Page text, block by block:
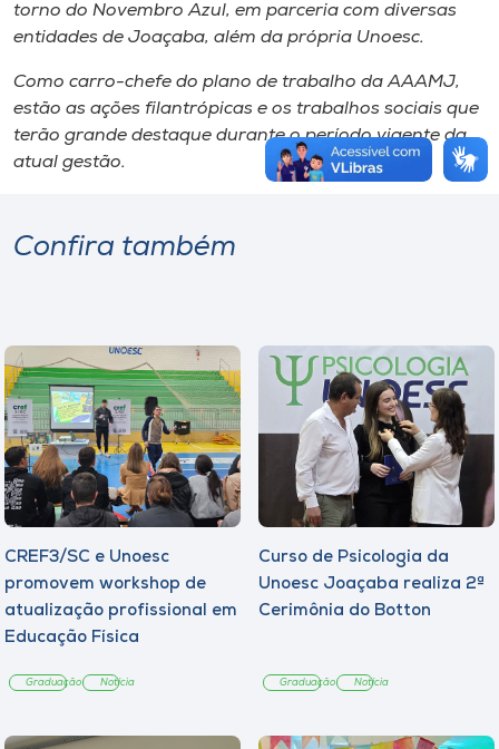
torno do Novembro Azul, em parceria com diversas
entidades de Joaçaba, além da própria Unoesc.
Como carro-chefe do plano de trabalho da AAAMJ,
estão as ações filantrópicas e os trabalhos sociais que
terão grande destaque durante o período vigente da
atual gestão.
Confira também
CREF3/SC e Unoesc
promovem workshop de
atualização profissional em
Educação Física
Graduação Notícia
Curso de Psicologia da
Unoesc Joaçaba realiza 2ª
Cerimônia do Botton
Graduação Notícia